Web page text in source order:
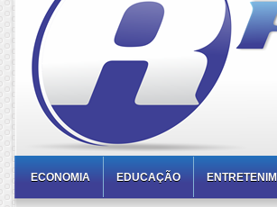
ECONOMIA EDUCAÇÃO